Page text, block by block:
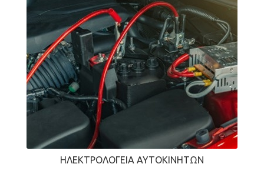
ΗΛΕΚΤΡΟΛΟΓΕΊΑ ΑΥΤΟΚΙΝΉΤΩΝ